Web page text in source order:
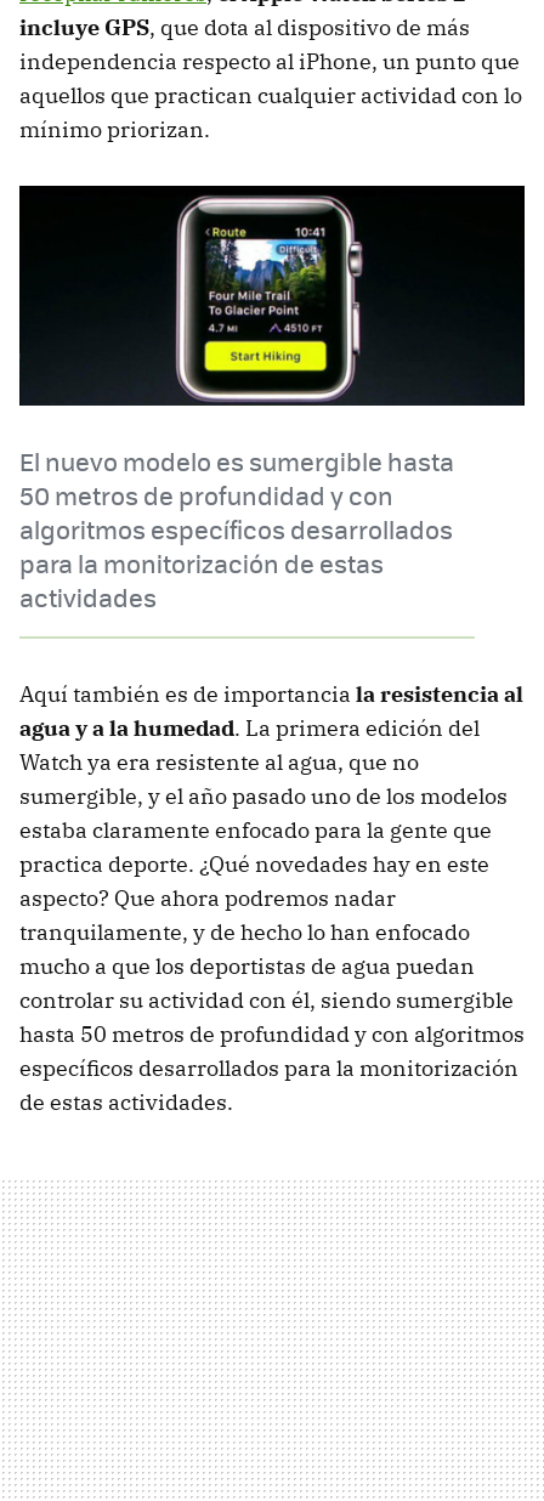
incluye GPS, que dota al dispositivo de más
independencia respecto al iPhone, un punto que
aquellos que practican cualquier actividad con lo
mínimo priorizan.
El nuevo modelo es sumergible hasta
50 metros de profundidad y con
algoritmos específicos desarrollados
para la monitorización de estas
actividades
Aquí también es de importancia la resistencia al
agua y a la humedad. La primera edición del
Watch ya era resistente al agua, que no
sumergible, y el año pasado uno de los modelos
estaba claramente enfocado para la gente que
practica deporte. ¿Qué novedades hay en este
aspecto? Que ahora podremos nadar
tranquilamente, y de hecho lo han enfocado
mucho a que los deportistas de agua puedan
controlar su actividad con él, siendo sumergible
hasta 50 metros de profundidad y con algoritmos
específicos desarrollados para la monitorización
de estas actividades.